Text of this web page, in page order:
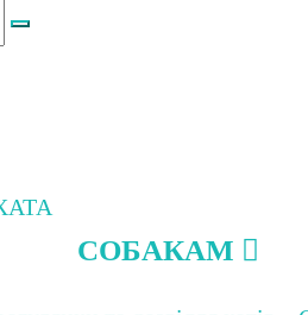
та котів | Корм, іграшки,
та котів | Корм, іграшки,
СОБАКАМ